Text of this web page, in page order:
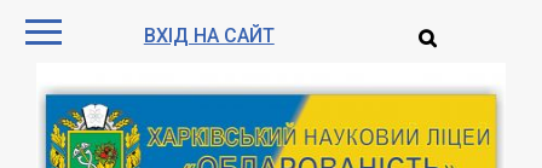
ВХІД НА САЙТ